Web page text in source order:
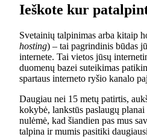
Ieškote kur
Svetainių talpinimas arba kitaip
hosting) – tai pagrindinis būdas
internete. Tai vietos jūsų
duomenų bazei suteikimas
spartaus interneto ryšio kanalo
Daugiau nei 15 metų patirtis,
kokybė, lankstūs paslaugų
nulėmė, kad šiandien pas mus
talpina ir mumis pasitiki